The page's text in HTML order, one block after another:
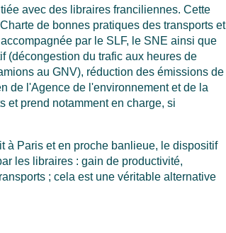
avec des libraires franciliennes. Cette
de bonnes pratiques des transports et
par le SLF, le SNE ainsi que
(décongestion du trafic aux heures de
au GNV), réduction des émissions de
de l'Agence de l'environnement et de la
et prend notamment en charge, si
à Paris et en proche banlieue, le dispositif
les libraires : gain de productivité,
; cela est une véritable alternative